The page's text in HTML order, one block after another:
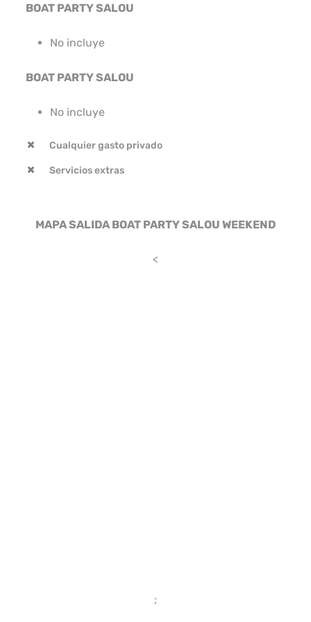
BOAT PARTY SALOU
No incluye
BOAT PARTY SALOU
No incluye
Cualquier gasto privado
Servicios extras
MAPA SALIDA BOAT PARTY SALOU WEEKEND
<
;